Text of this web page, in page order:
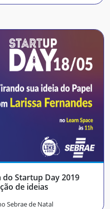
Startup Day 2019
de ideias
Sebrae de Natal